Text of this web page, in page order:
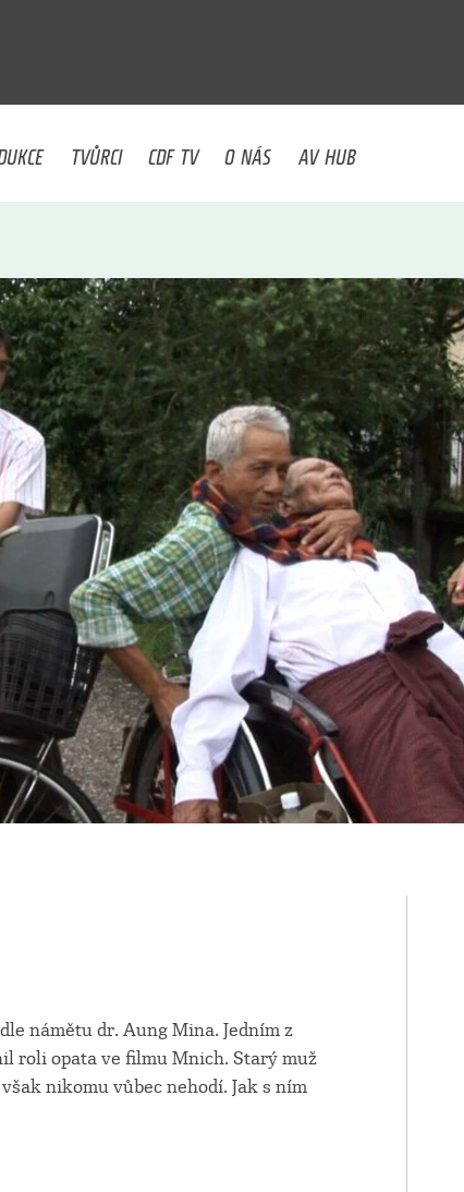
TVŮRCI CDF TV O NÁS AV HUB
námětu dr. Aung Mina. Jedním z
roli opata ve filmu Mnich. Starý muž
nikomu vůbec nehodí. Jak s ním